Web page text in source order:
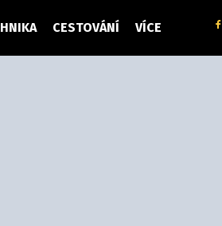
CESTOVÁNÍ VÍCE